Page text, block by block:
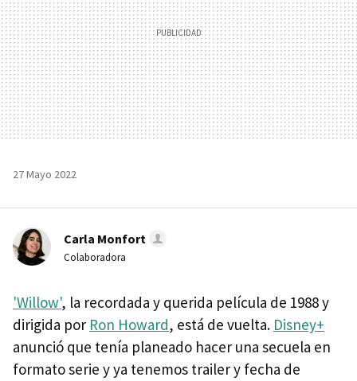
27 Mayo 2022
Carla Monfort
Colaboradora
'Willow', la recordada y querida película de 1988 y
dirigida por Ron Howard, está de vuelta. Disney+
anunció que tenía planeado hacer una secuela en
formato serie y ya tenemos trailer y fecha de